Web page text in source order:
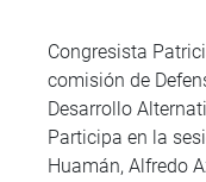
Congresista
comisión de
Desarrollo
Participa en la
Huamán, Alfredo